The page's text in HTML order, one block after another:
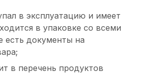
в эксплуатацию и имеет
в упаковке со всеми
есть документы на
в перечень продуктов